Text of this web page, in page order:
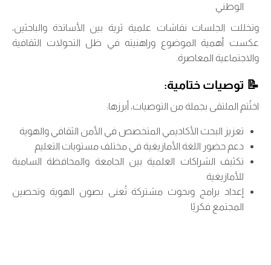
الوطني
وتخللت الجلسات نقاشات علمية ثرية بين الأساتذة والباحثين،
عكست أهمية الموضوع وراهنيته في ظل التحولات الثقافية
والاجتماعية المعاصرة.
📝 توصيات ختامية:
اختُتم الملتقى بجملة من التوصيات، أبرزها:
تعزيز البحث الأكاديمي المتخصص في الأمن الثقافي والهوية
دعم حضور اللغة الأمازيغية في مختلف مستويات التعليم
تكثيف الشراكات العلمية بين الجامعة والمحافظة السامية
للأمازيغية
إعداد برامج وبحوث مشتركة تُعنى بصون الهوية وتحصين
المجتمع فكريًا